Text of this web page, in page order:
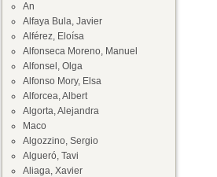
An
Alfaya Bula, Javier
Alférez, Eloísa
Alfonseca Moreno, Manuel
Alfonsel, Olga
Alfonso Mory, Elsa
Alforcea, Albert
Algorta, Alejandra
Maco
Algozzino, Sergio
Algueró, Tavi
Aliaga, Xavier